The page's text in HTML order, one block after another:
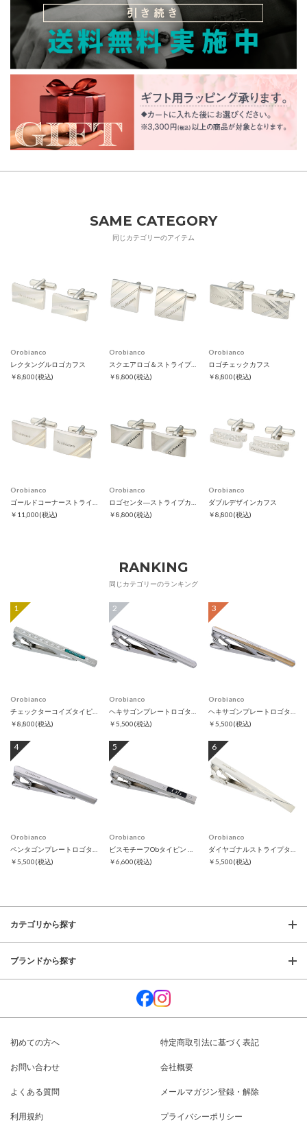
SAME CATEGORY
同じカテゴリーのアイテム
Orobianco
レクタングルロゴカフス
￥8,800(税込)
Orobianco
スクエアロゴ＆ストライプカフス
￥8,800(税込)
Orobianco
ロゴチェックカフス
￥8,800(税込)
Orobianco
￥11,000(税込)
Orobianco
￥8,800(税込)
Orobianco
ダブルデザインカフス
￥8,800(税込)
RANKING
同じカテゴリーのランキング
1
Orobianco
￥8,800(税込)
2
Orobianco
￥5,500(税込)
3
Orobianco
￥5,500(税込)
4
Orobianco
￥5,500(税込)
5
Orobianco
￥6,600(税込)
6
Orobianco
￥5,500(税込)
カテゴリから探す
ブランドから探す
初めての方へ 特定商取引法に基づく表記
お問い合わせ 会社概要
よくある質問 メールマガジン登録・解除
利用規約 プライバシーポリシー